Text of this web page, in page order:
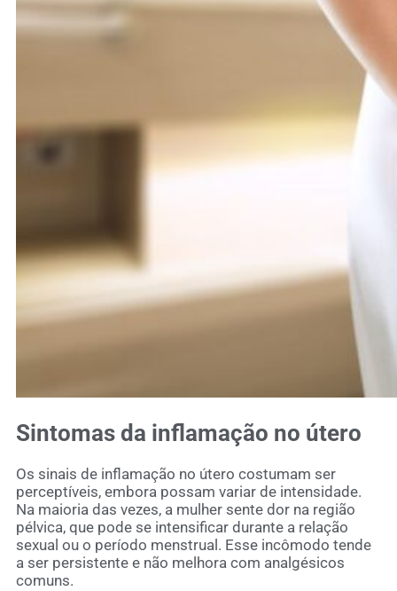
Sintomas da inflamação no útero
Os sinais de inflamação no útero costumam ser
perceptíveis, embora possam variar de intensidade.
Na maioria das vezes, a mulher sente dor na região
pélvica, que pode se intensificar durante a relação
sexual ou o período menstrual. Esse incômodo tende
a ser persistente e não melhora com analgésicos
comuns.